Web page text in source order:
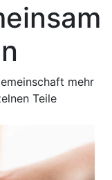
mehr
Teile